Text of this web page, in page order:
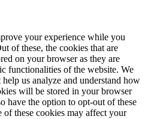
your experience while you
of these, the cookies that are
on your browser as they are
functionalities of the website. We
us analyze and understand how
will be stored in your browser
have the option to opt-out of these
these cookies may affect your